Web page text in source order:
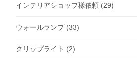
インテリアショップ樣依頼 (29)
ウォールランプ(33)
クリップライト (2)